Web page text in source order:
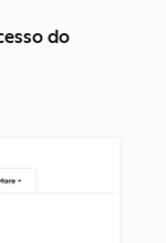
do